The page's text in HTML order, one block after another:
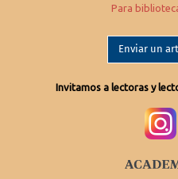
Para
Enviar un
Invitamos a lectoras y